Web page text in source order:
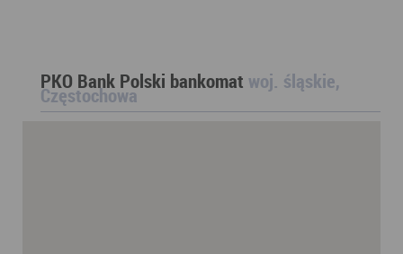
PKO Bank Polski bankomat woj. śląskie,
Częstochowa